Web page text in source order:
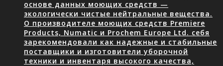
основе данных моющих средств —
экологически чистые нейтральные вещества.
О производителе моющих средств Premiere
Products, Numatic и Prochem Europe Ltd. себя
зарекомендовали как надежные и стабильные
поставщики и изготовители уборочной
техники и инвентаря высокого качества,